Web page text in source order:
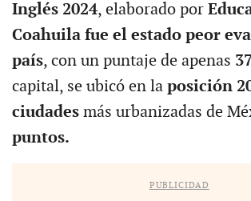
Inglés 2024, elaborado por
Coahuila fue el estado peor
país, con un puntaje de apenas
capital, se ubicó en la posición
ciudadesmás urbanizadas de
puntos.
PUBLICIDAD